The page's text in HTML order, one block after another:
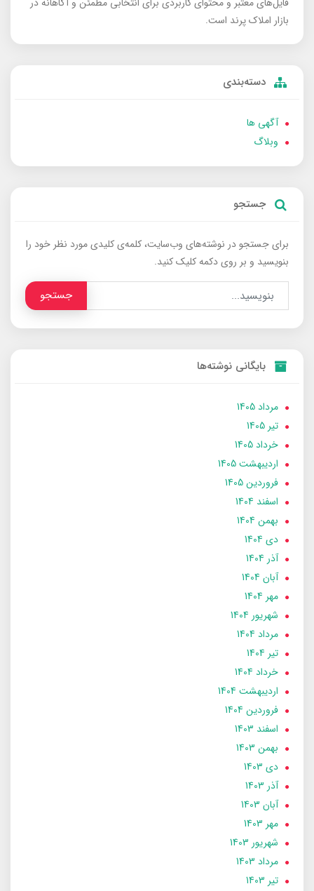
بازار املاک پرند است.
دسته‌بندی
آگهی ها
وبلاگ
جستجو
برای جستجو در نوشته‌های وب‌سایت، کلمه‌ی کلیدی مورد نظر خود را
بنویسید و بر روی دکمه کلیک کنید.
جستجو
بایگانی نوشته‌ها
مرداد 1405
تير 1405
خرداد 1405
ارديبهشت 1405
فروردین 1405
اسفند 1404
بهمن 1404
دی 1404
آذر 1404
آبان 1404
مهر 1404
شهریور 1404
مرداد 1404
تير 1404
خرداد 1404
ارديبهشت 1404
فروردین 1404
اسفند 1403
بهمن 1403
دی 1403
آذر 1403
آبان 1403
مهر 1403
شهریور 1403
مرداد 1403
تير 1403